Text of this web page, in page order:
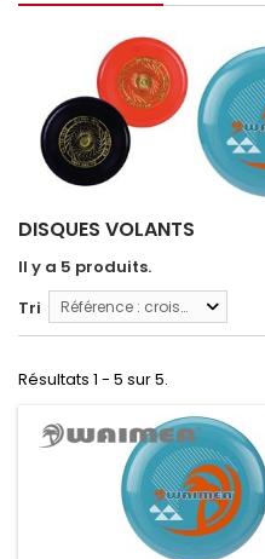
DISQUES VOLANTS
Il y a 5 produits.
Tri
Référence : croissante
Résultats 1 - 5 sur 5.